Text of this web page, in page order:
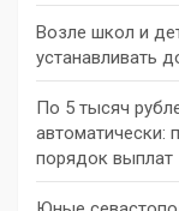
Возле школ и
устанавливать
По 5 тысяч
автоматически:
порядок выплат